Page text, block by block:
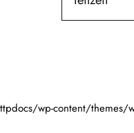
wp-content/themes/